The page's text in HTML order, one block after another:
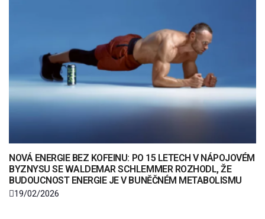
NOVÁ ENERGIE BEZ KOFEINU: PO 15 LETECH V NÁPOJOVÉM
BYZNYSU SE WALDEMAR SCHLEMMER ROZHODL, ŽE
BUDOUCNOST ENERGIE JE V BUNĚČNÉM METABOLISMU
19/02/2026